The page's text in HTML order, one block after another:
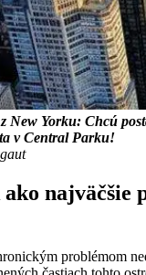
New Yorku: Chcú
v Central Parku!
najväčšie
problémom